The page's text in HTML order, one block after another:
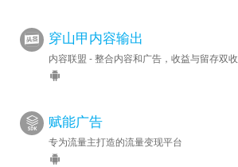
穿山甲内容输出
内容联盟 - 整合内容和广告，收益与留存双收
赋能广告
专为流量主打造的流量变现平台